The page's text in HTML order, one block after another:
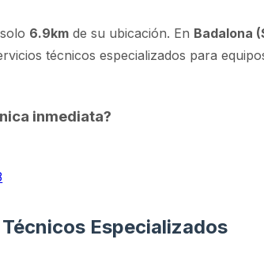
6.9km de su ubicación. En Badalona
técnicos especializados para
inmediata?
Especializados